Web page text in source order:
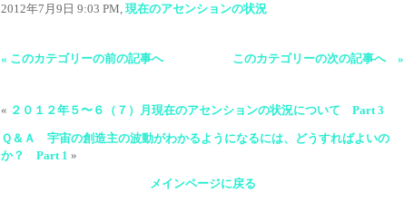
2012年7月9日 9:03 PM, 現在のアセンションの状況
« このカテゴリーの前の記事へ このカテゴリーの次の記事へ »
« ２０１２年５〜６（７）月現在のアセンションの状況について Part 3
Ｑ＆Ａ 宇宙の創造主の波動がわかるようになるには、どうすればよいの
か？ Part 1 »
メインページに戻る